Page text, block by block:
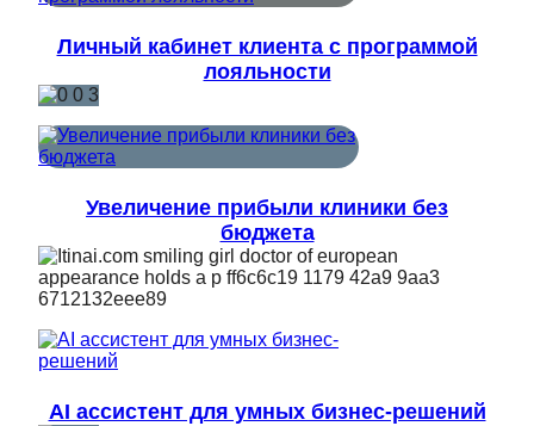
Личный кабинет клиента с программой
лояльности
Увеличение прибыли клиники без
бюджета
AI ассистент для умных бизнес-решений